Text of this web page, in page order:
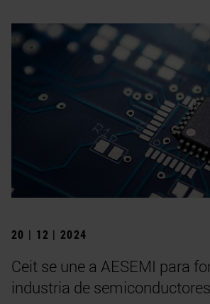
20 | 12 | 2024
Ceit se une a AESEMI para
industria de